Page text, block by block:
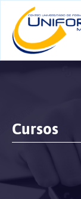
Cursos